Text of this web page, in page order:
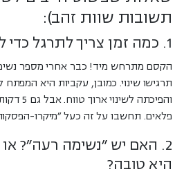
תשובות שוות זהב):
1. כמה זמן צריך לתרגל כדי להרגיש הבדל?
הקסם מתרחש מיד! כבר אחרי מספר
תרגישו שינוי. כמובן, עקביות היא
והפיכתה
פלאים. תחשבו על זה כעל "מיקרו-
2. האם יש "נשימה רעה"?
היא טובה?